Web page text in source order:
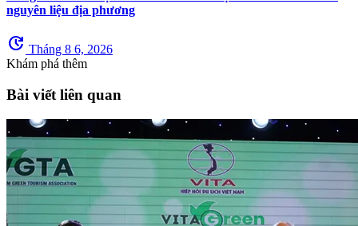
nguyên liệu địa phương
update Tháng 8 6, 2026
Khám phá thêm
Bài viết liên quan